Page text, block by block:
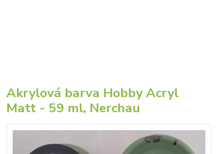
Akrylová barva Hobby Acryl
Matt - 59 ml, Nerchau